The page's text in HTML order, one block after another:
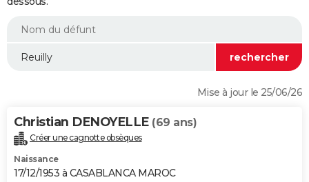
BRICOLAGE
WEEK-END
Alimentation
Guide de la santé
Maladies
Médicaments
Sommeil
VOYAGE
Destinations
City break
Voyage nature
Voyage de noces
Forum
Climat
+PHOTO
Mise à jour le 25/06/26
Christian DENOYELLE (69 ans)
Créer une cagnotte obsèques
Naissance
17/12/1953 à CASABLANCA MAROC